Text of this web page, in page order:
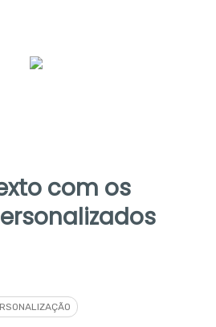
com os